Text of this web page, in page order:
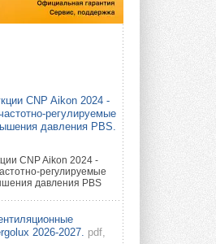
CNP Aikon 2024 -
регулируемые
давления PBS.
CNP Aikon 2024 -
регулируемые
давления PBS
2026-2027. pdf,